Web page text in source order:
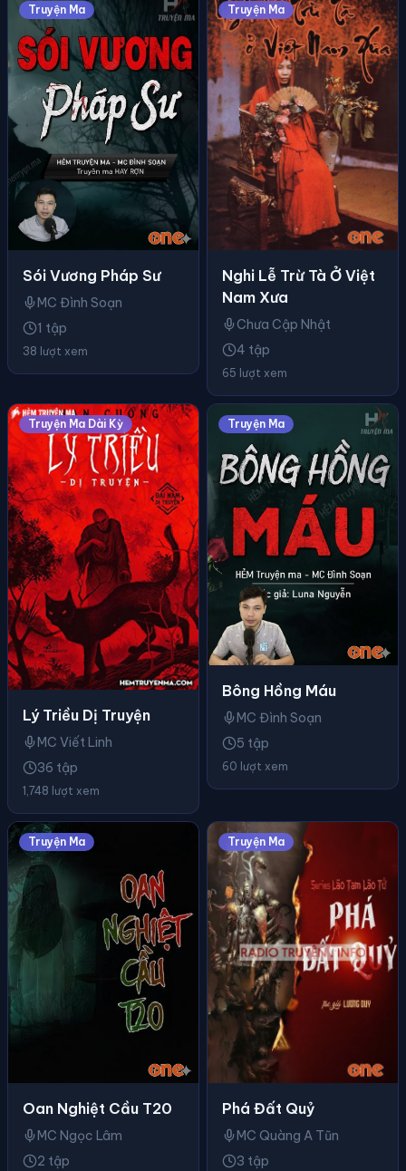
Truyện Ma
Sói Vương Pháp Sư
MC Đình Soạn
1 tập
38 lượt xem
Truyện Ma
Nghi Lễ Trừ Tà Ở Việt
Nam Xưa
Chưa Cập Nhật
4 tập
65 lượt xem
Truyện Ma Dài Kỳ
Lý Triều Dị Truyện
MC Viết Linh
36 tập
1,748 lượt xem
Truyện Ma
Bông Hồng Máu
MC Đình Soạn
5 tập
60 lượt xem
Truyện Ma
Oan Nghiệt Cầu T20
MC Ngọc Lâm
2 tập
Truyện Ma
Phá Đất Quỷ
MC Quàng A Tũn
3 tập